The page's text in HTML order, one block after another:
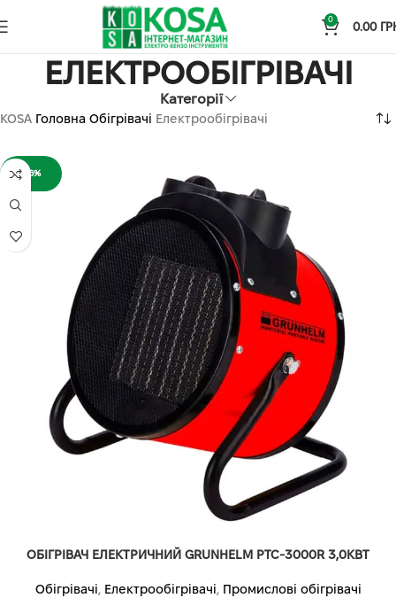
0
0.00
ЕЛЕКТРООБІГРІВАЧІ
Категорії
KOSA Головна Обігрівачі Електрообігрівачі
-16%
ОБІГРІВАЧ ЕЛЕКТРИЧНИЙ GRUNHELM PTC-3000R 3,0КВТ
Обігрівачі, Електрообігрівачі, Промислові обігрівачі